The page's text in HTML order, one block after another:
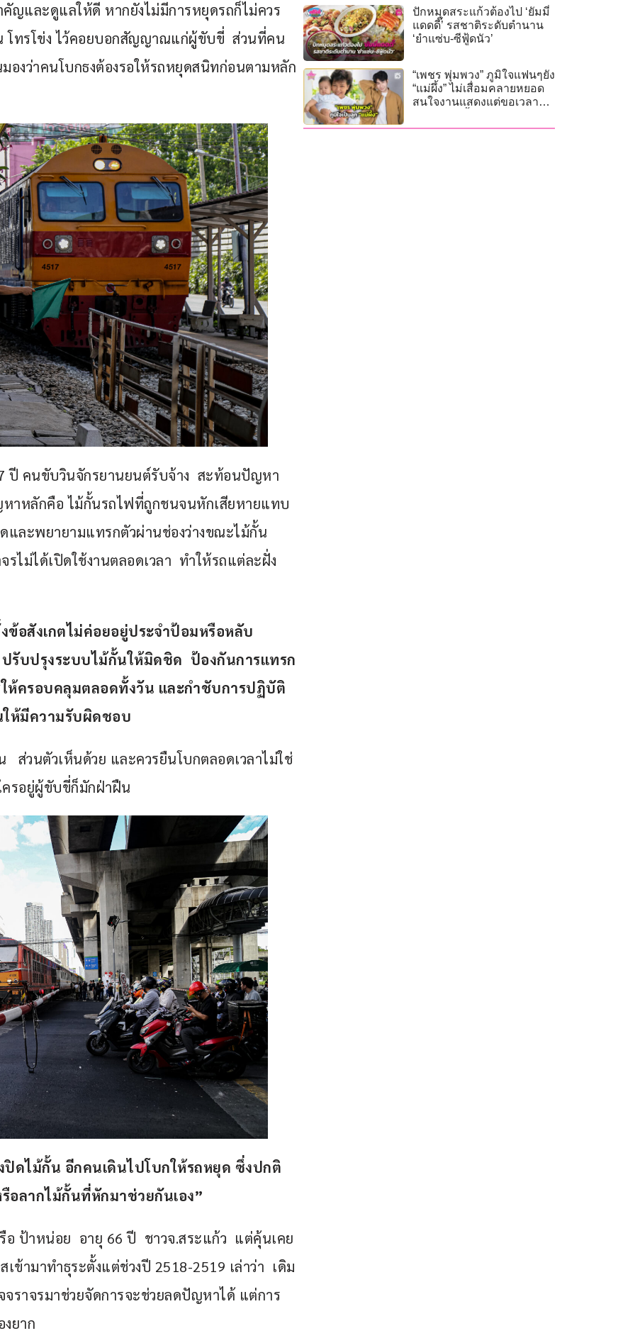
ญและดูแลให้ดี หากยังไม่มีการหยุดรถก็ไม่ควร
ทรโข่ง ไว้คอยบอกสัญญาณแก่ผู้ขับขี่  ส่วนที่คน
งว่าคนโบกธงต้องรอให้รถหยุดสนิทก่อนตามหลัก
ปี คนขับวินจักรยานยนต์รับจ้าง  สะท้อนปัญหา
าหลักคือ ไม้กั้นรถไฟที่ถูกชนจนหักเสียหายแทบ
ละพยายามแทรกตัวผ่านช่องว่างขณะไม้กั้น
ม่ได้เปิดใช้งานตลอดเวลา  ทำให้รถแต่ละฝั่ง
อสังเกตไม่ค่อยอยู่ประจำป้อมหรือหลับ
รับปรุงระบบไม้กั้นให้มิดชิด  ป้องกันการแทรก
ห้ครอบคลุมตลอดทั้งวัน และกำชับการปฏิบัติ
ห้มีความรับผิดชอบ
ส่วนตัวเห็นด้วย และควรยืนโบกตลอดเวลาไม่ใช่
ครอยู่ผู้ขับขี่ก็มักฝ่าฝืน
ดไม้กั้น อีกคนเดินไปโบกให้รถหยุด ซึ่งปกติ
อลากไม้กั้นที่หักมาช่วยกันเอง”
ป้าหน่อย  อายุ 66 ปี  ชาวจ.สระแก้ว  แต่คุ้นเคย
ามาทำธุระตั้งแต่ช่วงปี 2518-2519 เล่าว่า  เดิม
ราจรมาช่วยจัดการจะช่วยลดปัญหาได้ แต่การ
ยาก
ปักหมุดสระแก้วต้องไป ‘ยัมมี่
แดดดี๊’ รสชาติระดับตำนาน
‘ยำแซ่บ-ซีฟู้ดนัว’
“เพชร พุ่มพวง” ภูมิใจแฟนๆยัง
“แม่ผึ้ง” ไม่เสื่อมคลายหยอด
สนใจงานแสดงแต่ขอเวลา